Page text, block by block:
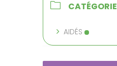
CATÉGORIE
AIDÉS